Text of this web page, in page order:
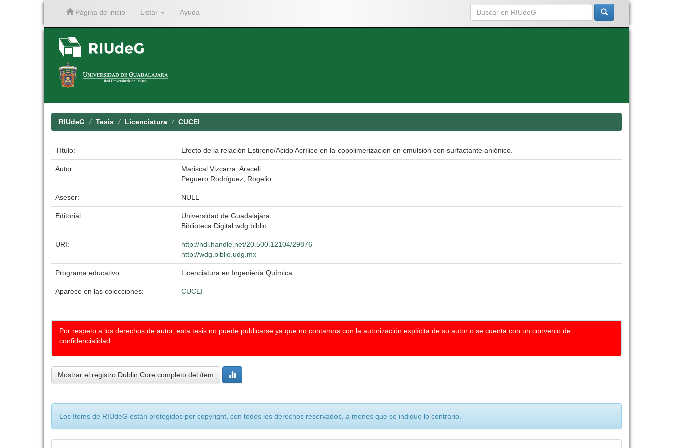
Página de inicio Listar Ayuda
RIUdeG Tesis Licenciatura CUCEI
Título: Efecto de la relación Estireno/Acido Acrílico en la copolimerizacion en emulsión con surfactante aniónico.
Autor:
Mariscal Vizcarra, Araceli
Peguero Rodríguez, Rogelio
Asesor: NULL
Editorial:
Universidad de Guadalajara
Biblioteca Digital wdg.biblio
URI:
http://hdl.handle.net/20.500.12104/29876
http://wdg.biblio.udg.mx
Programa educativo: Licenciatura en Ingeniería Química
Aparece en las colecciones: CUCEI
Por respeto a los derechos de autor, esta tesis no puede publicarse ya que no contamos con la autorización explícita de su autor o se cuenta con un convenio de
confidencialidad
Mostrar el registro Dublin Core completo del ítem
Los ítems de RIUdeG están protegidos por copyright, con todos los derechos reservados, a menos que se indique lo contrario.